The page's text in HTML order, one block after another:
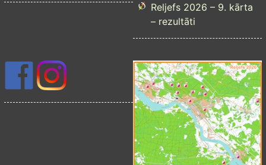
Reljefs 2026 – 9. kārta
– rezultāti